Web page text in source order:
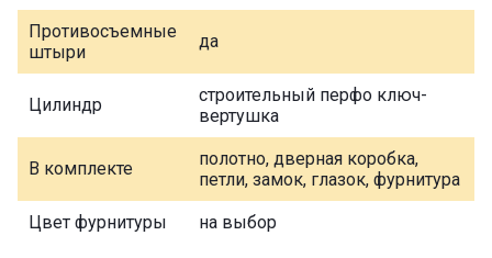
Противосъемные
штыри
да
Цилиндр
строительный перфо ключ-
вертушка
В комплекте
полотно, дверная коробка,
петли, замок, глазок, фурнитура
Цвет фурнитуры на выбор